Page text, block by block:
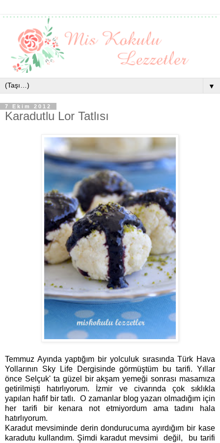
▼
7 Ekim 2012
Karadutlu Lor Tatlısı
Temmuz Ayında yaptığım bir yolculuk sırasında Türk Hava
Yollarının Sky Life Dergisinde görmüştüm bu tarifi. Yıllar
önce Selçuk' ta güzel bir akşam yemeği sonrası masamıza
getirilmişti hatırlıyorum. İzmir ve civarında çok sıklıkla
yapılan hafif bir tatlı. O zamanlar blog yazarı olmadığım için
her tarifi bir kenara not etmiyordum ama tadını hala
hatırlıyorum.
Karadut mevsiminde derin dondurucuma ayırdığım bir kase
karadutu kullandım. Şimdi karadut mevsimi değil, bu tarifi